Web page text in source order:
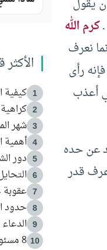
كرم الله
نعرف
رأى
أعذب
عن حده
عرف قدر
الأكثر
1 كيفية
2
3 شهر
4 أهمية
5 دور
6
7
8 حدود
9
10 8 مسئوليات على الزوج تجاه زوجته